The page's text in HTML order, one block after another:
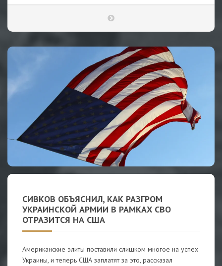
СИВКОВ ОБЪЯСНИЛ, КАК РАЗГРОМ
УКРАИНСКОЙ АРМИИ В РАМКАХ СВО
ОТРАЗИТСЯ НА США
Американские элиты поставили слишком многое на успех
Украины, и теперь США заплатят за это, рассказал